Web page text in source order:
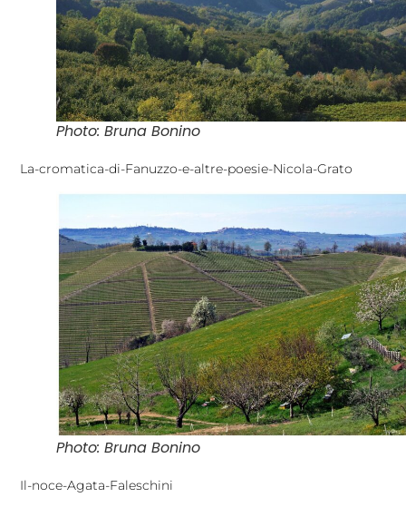
Photo: Bruna Bonino
La-cromatica-di-Fanuzzo-e-altre-poesie-Nicola-Grato
Photo: Bruna Bonino
Il-noce-Agata-Faleschini